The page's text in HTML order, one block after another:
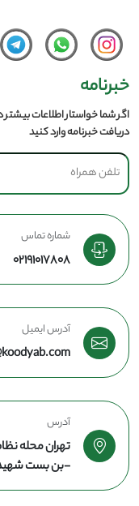
خبرنامه
اگر شما خواستار اطلاعات
دریافت خبرنامه وارد کنید
شماره تماس
02191017808
آدرس ایمیل
آدرس
تهران محله
-بن بست